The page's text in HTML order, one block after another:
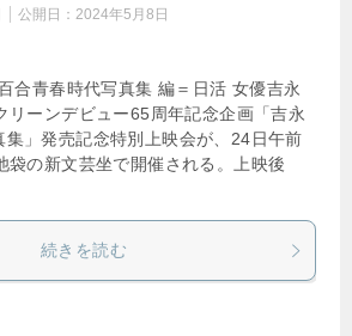
公開日： 2024年5月8日
合青春時代写真集 編＝日活 女優吉永
リーンデビュー65周年記念企画「吉永
集」発売記念特別上映会が、24日午前
袋の新文芸坐で開催される。上映後
続きを読む